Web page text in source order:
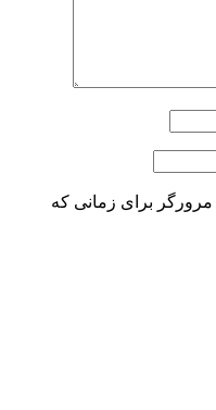
برای زمانی که